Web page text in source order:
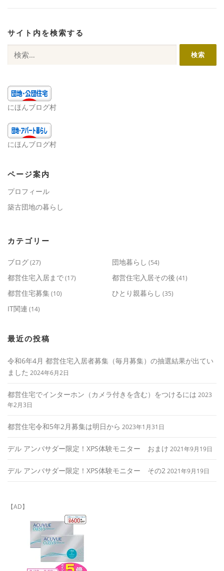
サイト内を検索する
索:
にほんブログ村
にほんブログ村
ページ案内
プロフィール
築古団地の暮らし
カテゴリー
ブログ(27) 団地暮らし (54)
都営住宅入居まで(17) 都営住宅入居その後 (41)
都営住宅募集(10) ひとり親暮らし (35)
IT関連 (14)
最近の投稿
令和6年4月 都営住宅入居者募集（毎月募集）の抽選結果が出てい
ました 2024年6月2日
都営住宅でインターホン（カメラ付きを含む）をつけるには 2023
年2月3日
都営住宅令和5年2月募集は明日から 2023年1月31日
デル アンバサダー限定！XPS体験モニター おまけ 2021年9月19日
デル アンバサダー限定！XPS体験モニター その22021年9月19日
【AD】